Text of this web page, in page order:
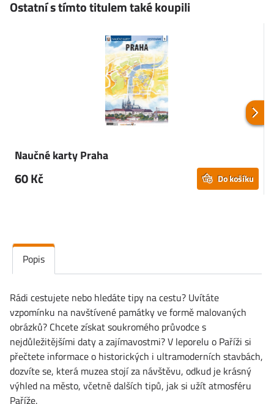
Ostatní s tímto titulem také koupili
Naučné karty Praha
60 Kč Do košíku
Popis
Rádi cestujete nebo hledáte tipy na cestu? Uvítáte
vzpomínku na navštívené památky ve formě malovaných
obrázků? Chcete získat soukromého průvodce s
nejdůležitějšími daty a zajímavostmi? V leporelu o Paříži si
přečtete informace o historických i ultramoderních stavbách,
dozvíte se, která muzea stojí za návštěvu, odkud je krásný
výhled na město, včetně dalších tipů, jak si užít atmosféru
Paříže.